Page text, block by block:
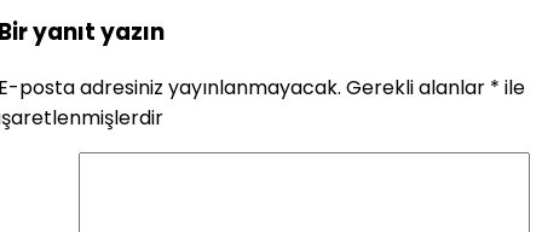
yanıt yazın
posta adresiniz yayınlanmayacak. Gerekli alanlar * ile